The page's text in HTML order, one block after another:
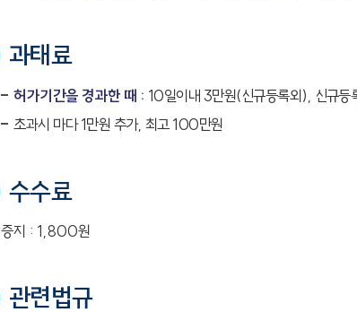
과태료
허가기간을 경과한 때 : 10일이내 3만원(신규등록외), 신규등
초과시 마다 1만원 추가, 최고 100만원
수수료
증지 : 1,800원
관련법규